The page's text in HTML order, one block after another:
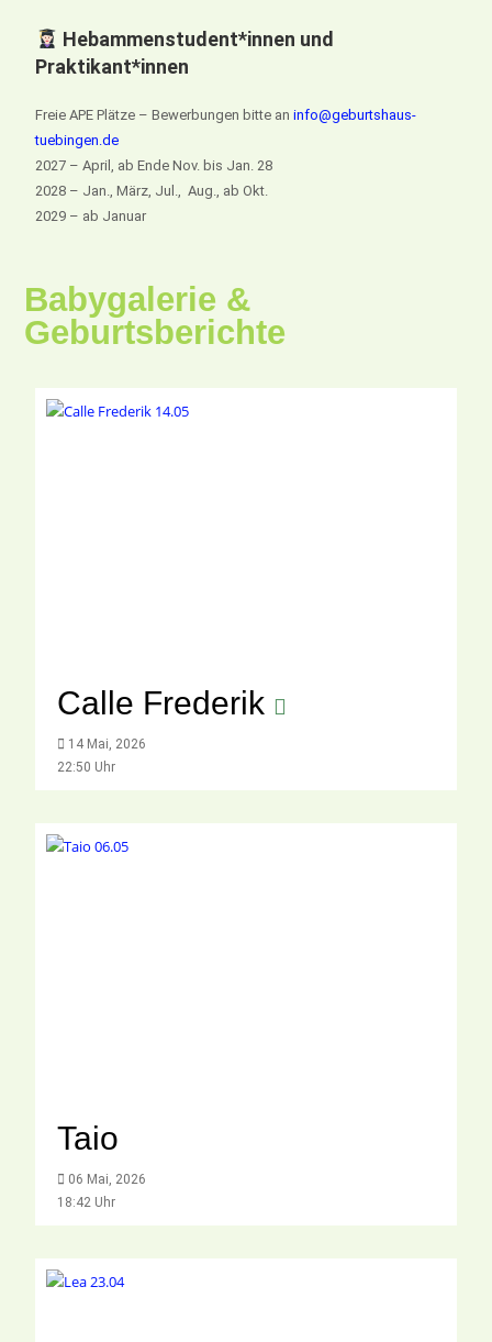
Hebammenstudent*innen und
Praktikant*innen
Freie APE Plätze – Bewerbungen bitte aninfo@geburtshaus-
tuebingen.de
2027 – April, ab Ende Nov. bis Jan. 28
2028 – Jan., März, Jul., Aug., ab Okt.
2029 – ab Januar
Babygalerie &
Geburtsberichte
Calle Frederik
14 Mai, 2026
22:50 Uhr
Taio
06 Mai, 2026
18:42 Uhr